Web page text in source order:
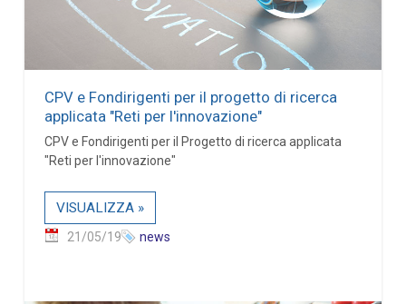
CPV e Fondirigenti per il progetto di ricerca
applicata "Reti per l'innovazione"
CPV e Fondirigenti per il Progetto di ricerca applicata
"Reti per l'innovazione"
VISUALIZZA »
21/05/19 news